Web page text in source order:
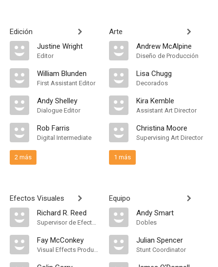
Edición
Justine Wright
Editor
William Blunden
First Assistant Editor
Andy Shelley
Dialogue Editor
Rob Farris
Digital Intermediate
2 más
Efectos Visuales
Richard R. Reed
Supervisor de Efectos Visuales
Fay McConkey
Visual Effects Producer
Arte
Andrew McAlpine
Diseño de Producción
Lisa Chugg
Decorados
Kira Kemble
Assistant Art Director
Christina Moore
Supervising Art Director
1 más
Equipo
Andy Smart
Dobles
Julian Spencer
Stunt Coordinator